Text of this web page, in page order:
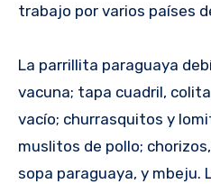
trabajo por varios países
La parrillita paraguaya
vacuna; tapa cuadril,
vacío; churrasquitos y
muslitos de pollo;
sopa paraguaya, y mbeju.